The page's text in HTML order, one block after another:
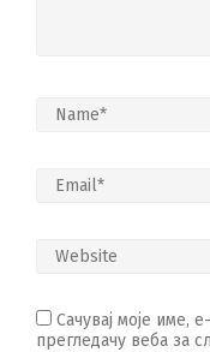
Сачувај моје име,
прегледачу веба за